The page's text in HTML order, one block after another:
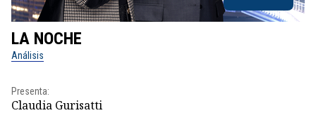
LA NOCHE
Análisis
Presenta:
Claudia Gurisatti